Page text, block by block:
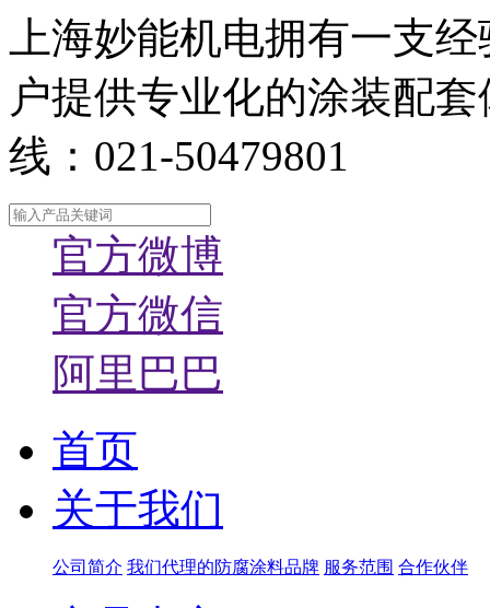
上海妙能机电拥有一支
户提供专业化的涂装配
线：021-50479801
官方微博
官方微信
阿里巴巴
首页
关于我们
公司简介 我们代理的防腐涂料品牌 服务范围 合作伙伴